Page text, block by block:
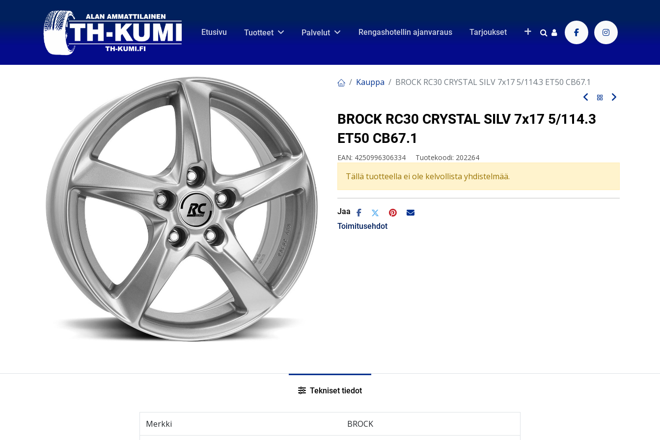
Etusivu Tuotteet Palvelut Rengashotellin ajanvaraus Tarjoukset
Kauppa BROCK RC30 CRYSTAL SILV 7x17 5/114.3 ET50 CB67.1
BROCK RC30 CRYSTAL SILV 7x17 5/114.3
ET50 CB67.1
EAN: 4250996306334 Tuotekoodi: 202264
Tällä tuotteella ei ole kelvollista yhdistelmää.
Jaa
Toimitusehdot
Tekniset tiedot
Merkki BROCK